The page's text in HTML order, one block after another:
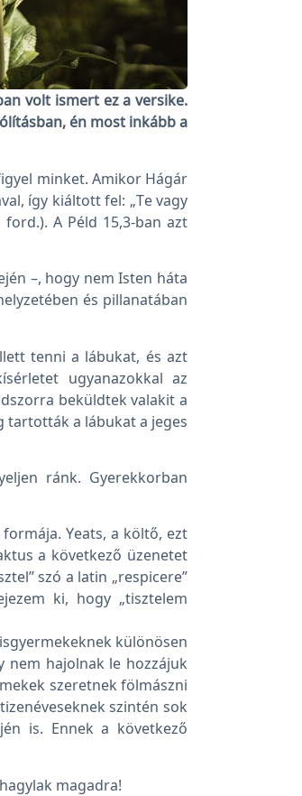
volt ismert ez a versike.
én most inkább a
minket. Amikor Hágár
így kiáltott fel: „Te vagy
ford.). A Péld 15,3-ban azt
–, hogy nem Isten háta
és pillanatában
tenni a lábukat, és azt
ugyanazokkal az
beküldtek valakit a
tartották a lábukat a jeges
ránk. Gyerekkorban
Yeats, a költő, ezt
a következő üzenetet
szó a latin „respicere”
ki, hogy „tisztelem
különösen
nem hajolnak le hozzájuk
szeretnek fölmászni
szintén sok
is. Ennek a következő
magadra!